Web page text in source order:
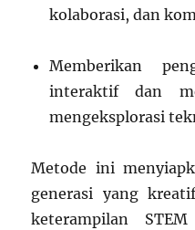
kolaborasi, dan
Memberikan
interaktif dan
mengeksplorasi
Metode ini
generasi yang
keterampilan